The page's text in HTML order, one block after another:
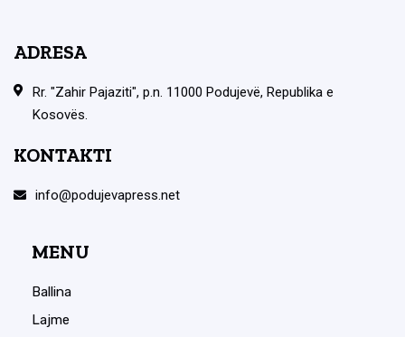
ADRESA
Rr. "Zahir Pajaziti", p.n. 11000 Podujevë, Republika e
Kosovës.
KONTAKTI
info@podujevapress.net
MENU
Ballina
Lajme